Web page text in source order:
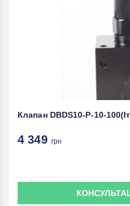
Клапан DBDS10-P-10-
4 349 грн